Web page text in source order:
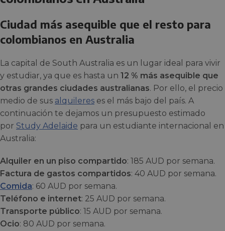
Ciudad más asequible que el resto para
colombianos en Australia
La capital de South Australia es un lugar ideal para vivir
y estudiar, ya que es hasta un 12 % más asequible que
otras grandes ciudades australianas. Por ello, el precio
medio de sus alquileres es el más bajo del país. A
continuación te dejamos un presupuesto estimado
por Study Adelaide para un estudiante internacional en
Australia:
Alquiler en un piso compartido: 185 AUD por semana.
Factura de gastos compartidos: 40 AUD por semana.
Comida: 60 AUD por semana.
Teléfono e internet: 25 AUD por semana.
Transporte público: 15 AUD por semana.
Ocio: 80 AUD por semana.